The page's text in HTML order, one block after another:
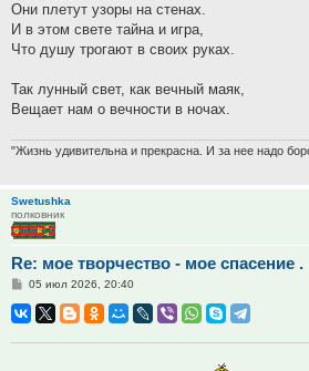
Они плетут узоры на стенах.
И в этом свете тайна и игра,
Что душу трогают в своих руках.
Так лунный свет, как вечный маяк,
Вещает нам о вечности в ночах.
"Жизнь удивительна и прекрасна. И за нее надо
Swetushka
полковник
Re: мое творчество - мое спасение .
Сообщение
05 июл 2026, 20:40